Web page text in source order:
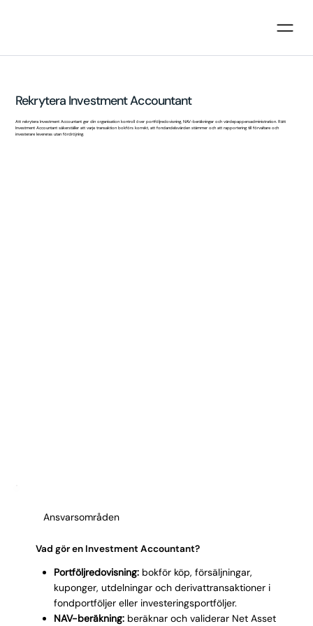
Rekrytera Investment Accountant
Att rekrytera Investment Accountant ger din organisation kontroll över portföljredovisning, NAV-beräkningar och värdepappersadministration. Rätt
Investment Accountant säkerställer att varje transaktion bokförs korrekt, att fondandelsvärden stämmer och att rapportering till förvaltare och
investerare levereras utan fördröjning.
Ansvarsområden
Vad gör en Investment Accountant?
Portföljredovisning:bokför köp, försäljningar,
kuponger, utdelningar och derivattransaktioner i
fondportföljer eller investeringsportföljer.
NAV-beräkning:beräknar och validerar Net Asset